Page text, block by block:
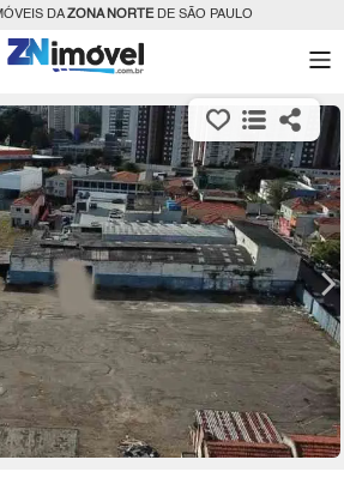
DAZONA NORTEDE SÃO PAULO